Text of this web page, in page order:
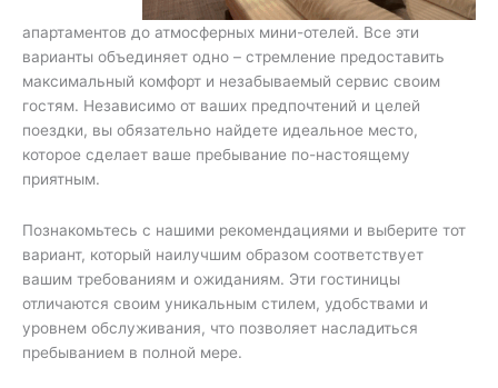
апартаментов до атмосферных мини-отелей. Все эти
варианты объединяет одно – стремление предоставить
максимальный комфорт и незабываемый сервис своим
гостям. Независимо от ваших предпочтений и целей
поездки, вы обязательно найдете идеальное место,
которое сделает ваше пребывание по-настоящему
приятным.
Познакомьтесь с нашими рекомендациями и выберите тот
вариант, который наилучшим образом соответствует
вашим требованиям и ожиданиям. Эти гостиницы
отличаются своим уникальным стилем, удобствами и
уровнем обслуживания, что позволяет насладиться
пребыванием в полной мере.